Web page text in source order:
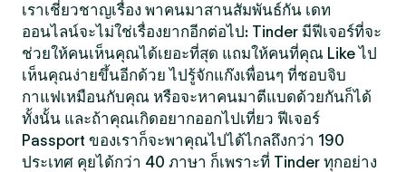
เราเชี่ยวชาญเรื่อง พาคนมาสานสัมพันธ์กัน เดท
ออนไลน์จะไม่ใช่เรื่องยากอีกต่อไป: Tinder มีฟีเจอร์ที่จะ
ช่วยให้คนเห็นคุณได้เยอะที่สุด แถมให้คนที่คุณ Like ไป
เห็นคุณง่ายขึ้นอีกด้วย ไปรู้จักแก๊งเพื่อนๆ ที่ชอบจิบ
กาแฟเหมือนกับคุณ หรือจะหาคนมาตีแบดด้วยกันก็ได้
ทั้งนั้น และถ้าคุณเกิดอยากออกไปเที่ยว ฟีเจอร์
Passport ของเราก็จะพาคุณไปได้ไกลถึงกว่า 190
ประเทศ คุยได้กว่า 40 ภาษา ก็เพราะที่ Tinder ทุกอย่าง